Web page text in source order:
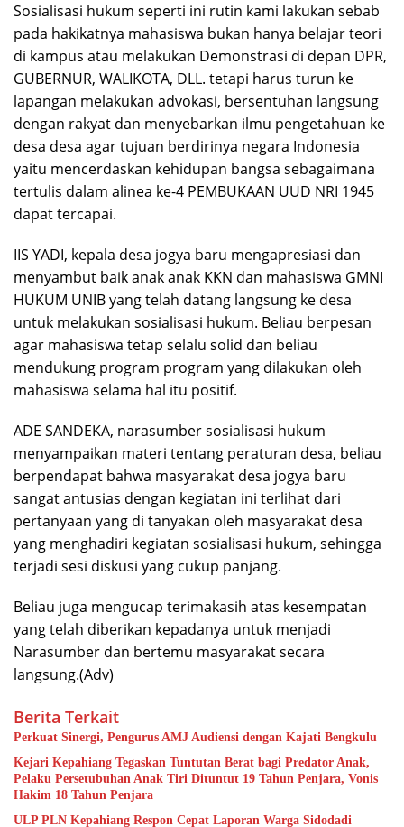
Sosialisasi hukum seperti ini rutin kami lakukan sebab
pada hakikatnya mahasiswa bukan hanya belajar teori
di kampus atau melakukan Demonstrasi di depan DPR,
GUBERNUR, WALIKOTA, DLL. tetapi harus turun ke
lapangan melakukan advokasi, bersentuhan langsung
dengan rakyat dan menyebarkan ilmu pengetahuan ke
desa desa agar tujuan berdirinya negara Indonesia
yaitu mencerdaskan kehidupan bangsa sebagaimana
tertulis dalam alinea ke-4 PEMBUKAAN UUD NRI 1945
dapat tercapai.
IIS YADI, kepala desa jogya baru mengapresiasi dan
menyambut baik anak anak KKN dan mahasiswa GMNI
HUKUM UNIB yang telah datang langsung ke desa
untuk melakukan sosialisasi hukum. Beliau berpesan
agar mahasiswa tetap selalu solid dan beliau
mendukung program program yang dilakukan oleh
mahasiswa selama hal itu positif.
ADE SANDEKA, narasumber sosialisasi hukum
menyampaikan materi tentang peraturan desa, beliau
berpendapat bahwa masyarakat desa jogya baru
sangat antusias dengan kegiatan ini terlihat dari
pertanyaan yang di tanyakan oleh masyarakat desa
yang menghadiri kegiatan sosialisasi hukum, sehingga
terjadi sesi diskusi yang cukup panjang.
Beliau juga mengucap terimakasih atas kesempatan
yang telah diberikan kepadanya untuk menjadi
Narasumber dan bertemu masyarakat secara
langsung.(Adv)
Berita Terkait
Perkuat Sinergi, Pengurus AMJ Audiensi dengan Kajati Bengkulu
Kejari Kepahiang Tegaskan Tuntutan Berat bagi Predator Anak,
Pelaku Persetubuhan Anak Tiri Dituntut 19 Tahun Penjara, Vonis
Hakim 18 Tahun Penjara
ULP PLN Kepahiang Respon Cepat Laporan Warga Sidodadi